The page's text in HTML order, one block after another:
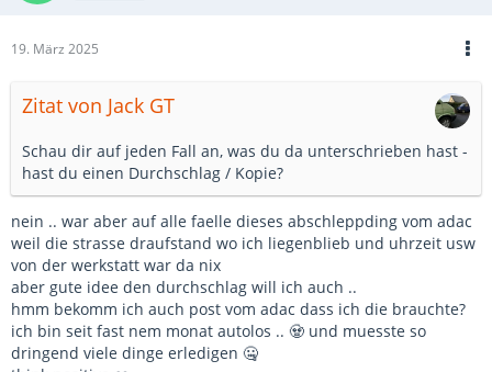
19. März 2025
Zitat von Jack GT
Schau dir auf jeden Fall an, was du da unterschrieben hast -
hast du einen Durchschlag / Kopie?
nein .. war aber auf alle faelle dieses abschleppding vom adac
weil die strasse draufstand wo ich liegenblieb und uhrzeit usw
von der werkstatt war da nix
aber gute idee den durchschlag will ich auch ..
hmm bekomm ich auch post vom adac dass ich die brauchte?
ich bin seit fast nem monat autolos .. 🧟 und muesste so
dringend viele dinge erledigen 🤐